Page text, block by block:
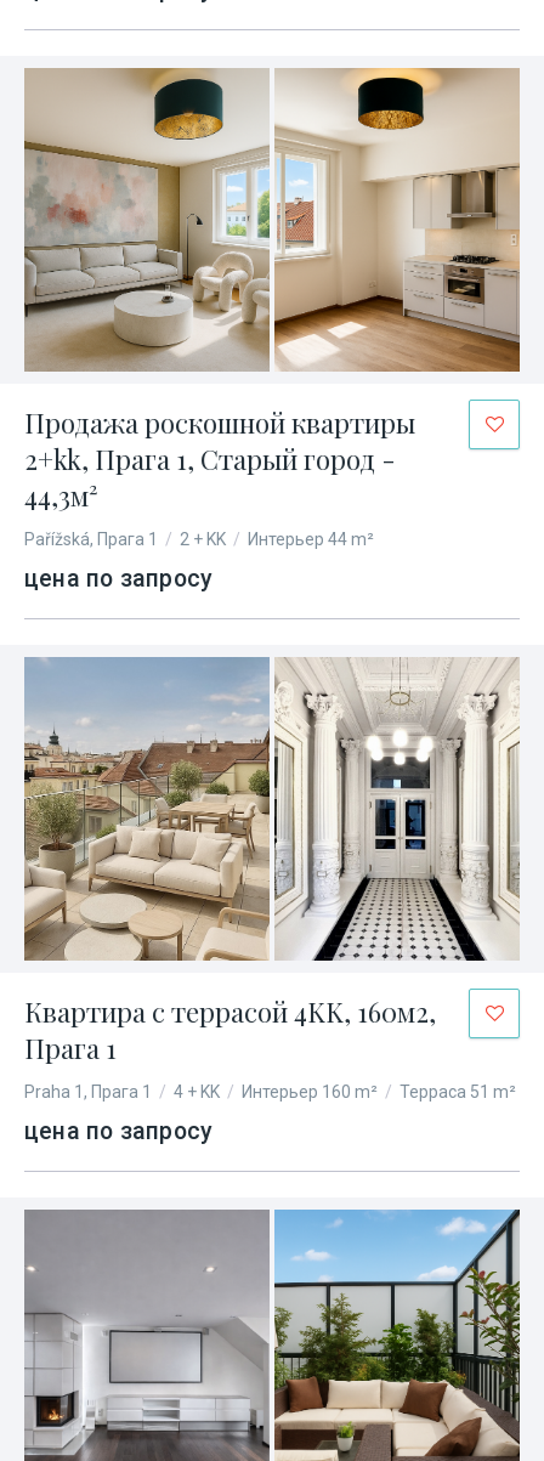
Продажа роскошной квартиры
2+kk, Прага 1, Старый город -
44,3м²
Pařížská, Прага 1 / 2 + KK / Интерьер 44 m²
цена по запросу
Квартира с террасой 4KK, 160м2,
Прага 1
Praha 1, Прага 1 / 4 + KK / Интерьер 160 m² / Терраса 51 m²
цена по запросу